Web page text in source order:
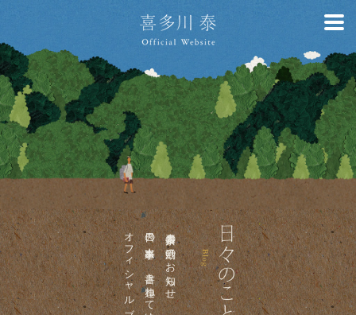
喜多川泰の活動のお知らせ、
日々の出来事を、書き連ねてゆく